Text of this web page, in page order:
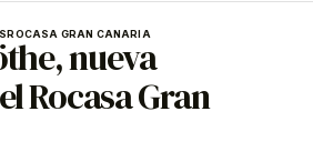
ROCASA GRAN CANARIA
nueva
Rocasa Gran